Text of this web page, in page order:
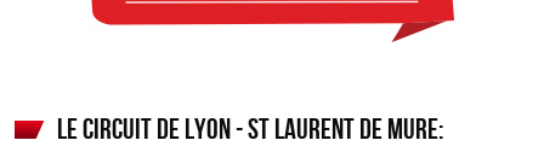
Le circuit de Lyon - St Laurent de Mure: